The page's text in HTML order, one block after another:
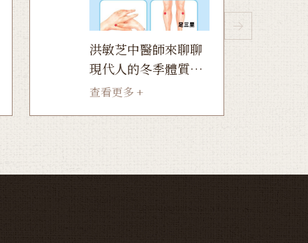
洪敏芝中醫師來聊聊
現代人的冬季體質陷
阱
查看更多 +